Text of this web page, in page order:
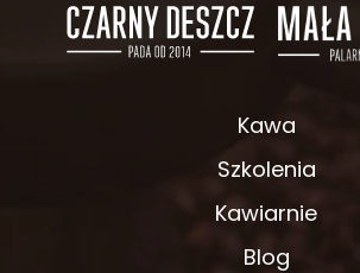
Kawa
Szkolenia
Kawiarnie
Blog